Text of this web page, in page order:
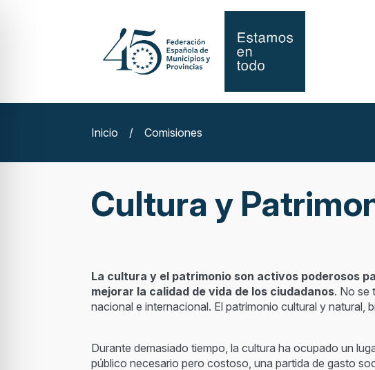
Inicio / Comisiones
Cultura y
La cultura y el patrimonio son activos poderosos
mejorar la calidad de vida de los ciudadanos. No se
nacional e internacional. El patrimonio cultural y natural,
Durante demasiado tiempo, la cultura ha ocupado un
público necesario pero costoso, una partida de gasto